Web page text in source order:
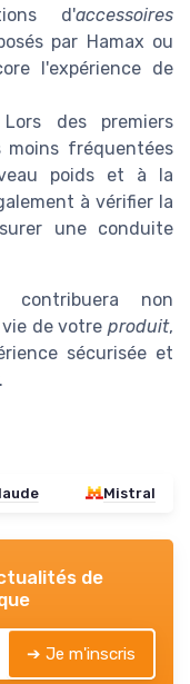
d'accessoires
par Hamax ou
l'expérience de
des premiers
fréquentées
poids et à la
à vérifier la
une conduite
contribuera non
de votre produit,
sécurisée et
.
Mistral
de
➔ Je m'inscris